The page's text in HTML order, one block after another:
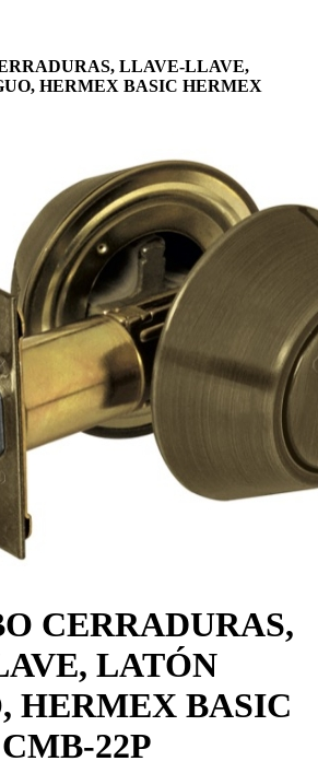
LLAVE-LLAVE,
HERMEX BASIC HERMEX
CERRADURAS,
LATÓN
HERMEX BASIC
22P